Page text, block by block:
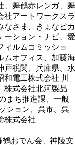
、舞鶴赤レンガ、舞
社アートワークスラ
なさま、きょなピカ
ーション・ナビ、愛
ィルムコミッショ
ムオフィス、加藤海
戸税関、兵庫県、水
電工株式会社 川
株式会社北河製品
まち推進課、一般
ション、呉市、呉
株式会社
鶴おでん会、神陵文